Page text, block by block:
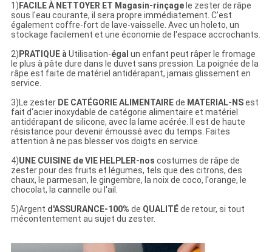
1) FACILE À NETTOYER ET Magasin-rinçagele zester de râpe
sous l'eau courante, il sera propre immédiatement. C'est
également coffre-fort de lave-vaisselle. Avec un holeto, un
stockage facilement et une économie de l'espace accrochants.
2) PRATIQUE àUtilisation-égal un enfant peut râper le fromage
le plus à pâte dure dans le duvet sans pression. La poignée de la
râpe est faite de matériel antidérapant, jamais glissement en
service.
3)Le zester DE CATÉGORIE ALIMENTAIREde MATERIAL-NSest
fait d'acier inoxydable de catégorie alimentaire et matériel
antidérapant de silicone, avec la lame acérée. Il est de haute
résistance pour devenir émoussé avec du temps. Faites
attention à ne pas blesser vos doigts en service.
4)UNE CUISINE de VIE HELPLER-nos costumes de râpe de
zester pour des fruits et légumes, tels que des citrons, des
chaux, le parmesan, le gingembre, la noix de coco, l'orange, le
chocolat, la cannelle ou l'ail.
5)Argent d'ASSURANCE-100% de QUALITÉde retour, si tout
mécontentement au sujet du zester.